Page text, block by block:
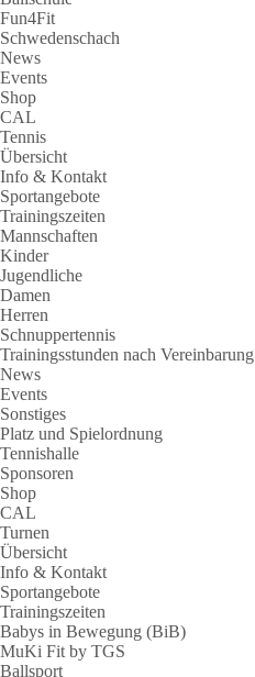
Fun4Fit
Schwedenschach
News
Events
Shop
CAL
Tennis
Übersicht
Info & Kontakt
Sportangebote
Trainingszeiten
Mannschaften
Kinder
Jugendliche
Damen
Herren
Schnuppertennis
Trainingsstunden nach Vereinbarung
News
Events
Sonstiges
Platz und Spielordnung
Tennishalle
Sponsoren
Shop
CAL
Turnen
Übersicht
Info & Kontakt
Sportangebote
Trainingszeiten
Babys in Bewegung (BiB)
MuKi Fit by TGS
Ballsport